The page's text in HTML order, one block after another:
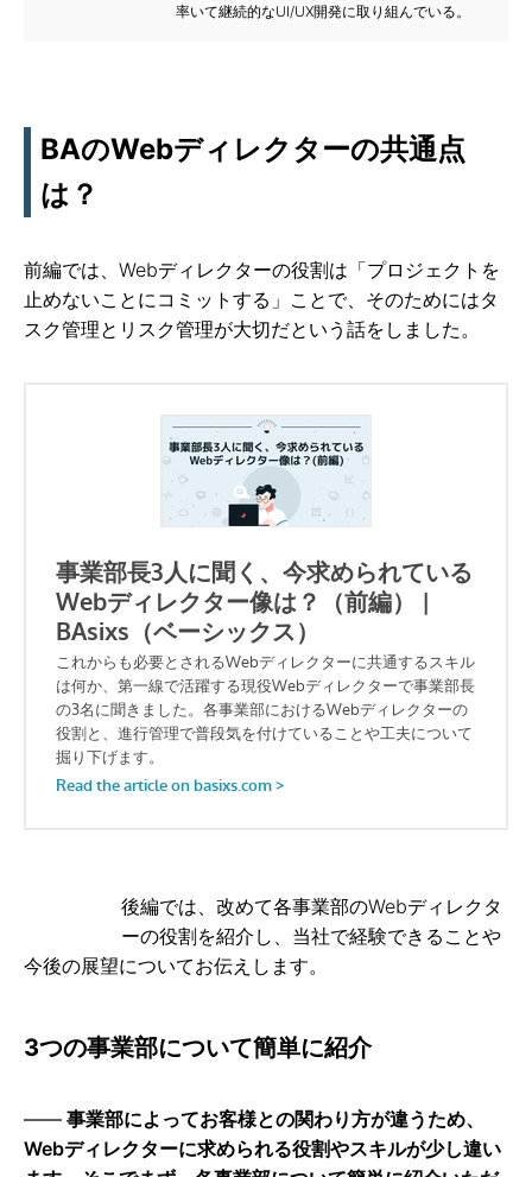
率いて継続的なUI/UX開発に取り組んでいる。
BAのWebディレクターの共通点
は？
前編では、Webディレクターの役割は「プロジェクトを
止めないことにコミットする」ことで、そのためにはタ
スク管理とリスク管理が大切だという話をしました。
後編では、改めて各事業部のWebディレクタ
ーの役割を紹介し、当社で経験できることや
今後の展望についてお伝えします。
3つの事業部について簡単に紹介
事業部によってお客様との関わり方が違うため、
Webディレクターに求められる役割やスキルが少し違い